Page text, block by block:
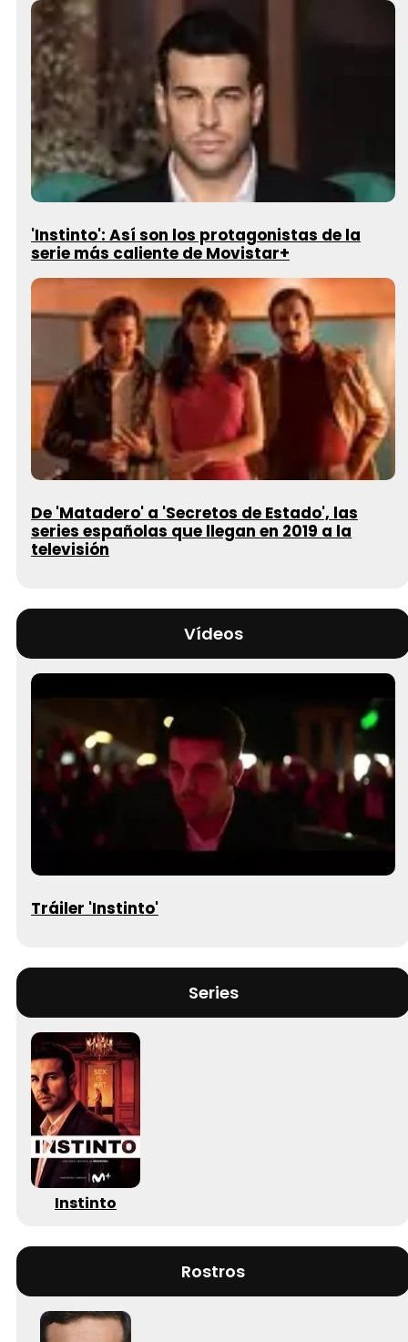
'Instinto': Así son los protagonistas de la
serie más caliente de Movistar+
De 'Matadero' a 'Secretos de Estado', las
series españolas que llegan en 2019 a la
televisión
Vídeos
Tráiler 'Instinto'
Series
Instinto
Rostros